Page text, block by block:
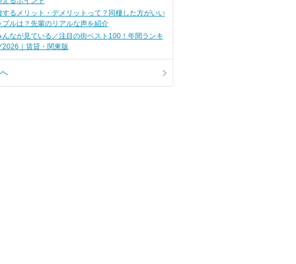
するメリット・デメリットって？同棲した方がいい
プルは？先輩のリアルな声を紹介
んなが見ている／注目の街ベスト100！年間ランキ
2026｜賃貸・関東版